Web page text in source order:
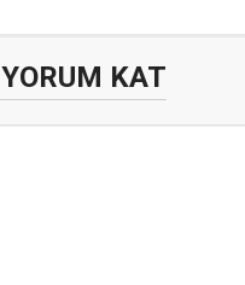
YORUM KAT